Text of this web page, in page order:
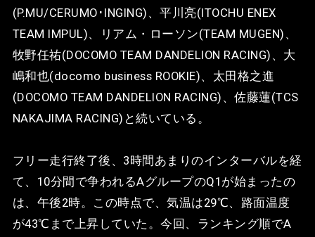
(P.MU/CERUMO･INGING)、平川亮(ITOCHU ENEX
TEAM IMPUL)、リアム・ローソン(TEAM MUGEN)、
牧野任祐(DOCOMO TEAM DANDELION RACING)、大
嶋和也(docomo business ROOKIE)、太田格之進
(DOCOMO TEAM DANDELION RACING)、佐藤蓮(TCS
NAKAJIMA RACING)と続いている。
フリー走行終了後、3時間あまりのインターバルを経
て、10分間で争われるAグループのQ1が始まったの
は、午後2時。この時点で、気温は29℃、路面温度
が43℃まで上昇していた。今回、ランキング順でA